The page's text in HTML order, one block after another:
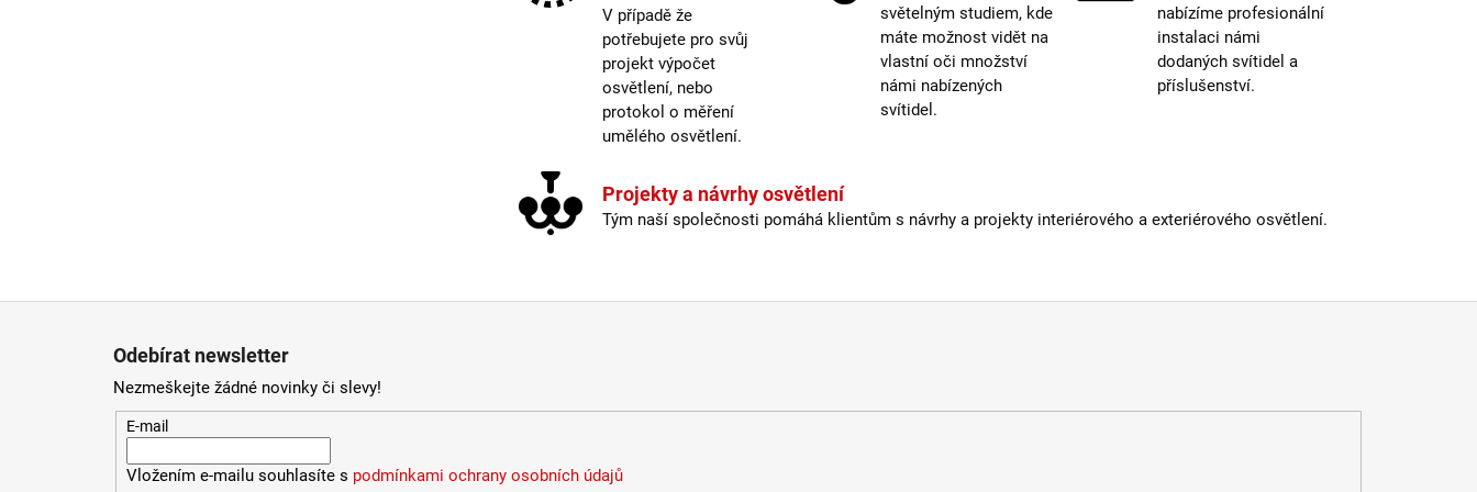
Kabel součástí balení
není
Krytí:
IP44 a
více
Materiál:
kov
1-1,5m
Závit
V případě že
potřebujete pro svůj
projekt výpočet
osvětlení, nebo
protokol o měření
umělého osvětlení.
světelným studiem, kde
máte možnost vidět na
vlastní oči množství
námi nabízených
svítidel.
nabízíme profesionální
instalaci námi
dodaných svítidel a
příslušenství.
Projekty a návrhy osvětlení
Tým naší společnosti pomáhá klientům s návrhy a projekty interiérového a exteriérového osvětlení.
Odebírat newsletter
Nezmeškejte žádné novinky či slevy!
E-mail
Vložením e-mailu souhlasíte s podmínkami ochrany osobních údajů